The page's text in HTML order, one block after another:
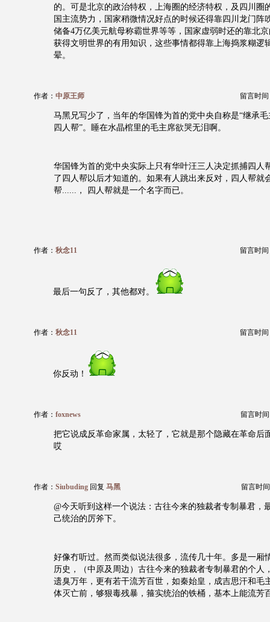
的。可是北京的政治特权，上海圈的经济特权，及四川圈
国主流势力，国家稍微情况好点的时候还得靠四川龙门阵
储备4万亿美元航母称霸世界等等，国家虚弱时还的靠北
获得文明世界的有用知识，这些事情都得靠上海捣浆糊逻
晕。
作者： 中原王师 留言时间
马黑兄写少了，当年的华国锋为首的党中央自称是“继承毛
四人帮”。睡在水晶棺里的毛主席欲哭无泪啊。
华国锋为首的党中央实际上只有华叶汪三人决定抓捕四人
了四人帮以后才知道的。如果有人跳出来反对，四人帮就
帮......， 四人帮就是一个名字而已。
作者： 秋念11 留言时间
最后一句反了，其他都对。
作者： 秋念11 留言时间
你反动！
作者： foxnews 留言时间
把它说成反革命家属，太轻了，它就是那个隐藏在革命后
哎
作者： Siubuding 回复 马黑 留言时
@今天听到这样一个说法：古往今来的独裁者专制暴君，
己统治的厉斧下。
好像冇听过。然而类似说法很多，流传几十年。多是一厢
历史，（中原及周边）古往今来的独裁者专制暴君的个人
遗臭万年，更有若干流芳百世，如秦始皇，成吉思汗和毛
体灭亡前，够狠毒残暴，箍实统治的铁桶，基本上能流芳